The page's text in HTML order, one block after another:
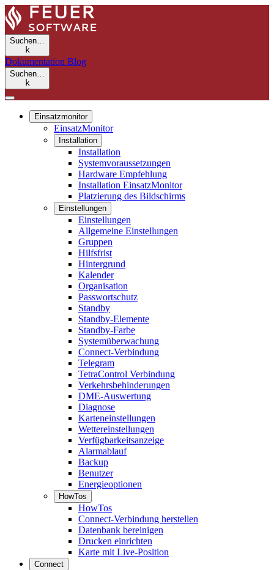
Suchen…
k
Dokumentation Blog
Suchen…
k
Einsatzmonitor
EinsatzMonitor
Installation
Installation
Systemvoraussetzungen
Hardware Empfehlung
Installation EinsatzMonitor
Platzierung des Bildschirms
Einstellungen
Einstellungen
Allgemeine Einstellungen
Gruppen
Hilfsfrist
Hintergrund
Kalender
Organisation
Passwortschutz
Standby
Standby-Elemente
Standby-Farbe
Systemüberwachung
Connect-Verbindung
Telegram
TetraControl Verbindung
Verkehrsbehinderungen
DME-Auswertung
Diagnose
Karteneinstellungen
Wettereinstellungen
Verfügbarkeitsanzeige
Alarmablauf
Backup
Benutzer
Energieoptionen
HowTos
HowTos
Connect-Verbindung herstellen
Datenbank bereinigen
Drucken einrichten
Karte mit Live-Position
Connect